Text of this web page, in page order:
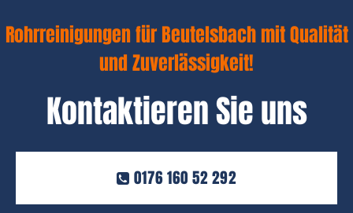
Rohrreinigungen für Beutelsbach mit Qualität
und Zuverlässigkeit!
Kontaktieren Sie uns
0176 160 52 292